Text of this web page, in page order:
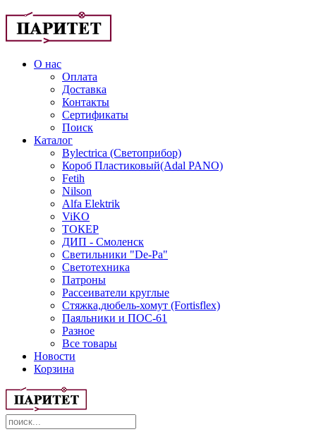
О нас
Оплата
Доставка
Контакты
Сертификаты
Поиск
Каталог
Bylectrica (Светоприбор)
Короб Пластиковый(Adal PANO)
Fetih
Nilson
Alfa Elektrik
ViKO
ТОКЕР
ДИП - Смоленск
Светильники "De-Pa"
Светотехника
Патроны
Рассеиватели круглые
Стяжка,дюбель-хомут (Fortisflex)
Паяльники и ПОС-61
Разное
Все товары
Новости
Корзина